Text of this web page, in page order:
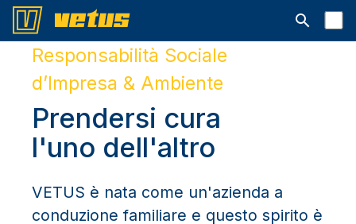
Aprire la
Responsabilità Sociale
d’Impresa & Ambiente
Prendersi cura
l'uno dell'altro
VETUS è nata come un'azienda a
conduzione familiare e questo spirito è